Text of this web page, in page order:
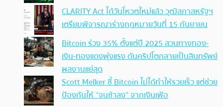
CLARITY Act ได้วันโหวตใหม่แล้ว วุฒิสภาสหรัฐฯ
เตรียมพิจารณาร่างกฎหมายวันที่ 15 กันยายน
Bitcoin ร่วง 35% ตั้งแต่ปี 2025 สวนทางทอง-
เงิน-ทองแดงพุ่งแรง ดันคริปโตกลายเป็นสินทรัพย์
ผลงานแย่สุด
Scott Melker ชี้ Bitcoin ไม่ได้ทำให้รวยเร็ว แต่ช่วย
ป้องกันให้ “จนช้าลง” จากเงินเฟ้อ